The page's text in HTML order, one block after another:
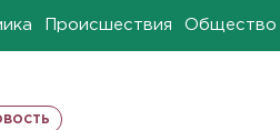
Происшествия Общество